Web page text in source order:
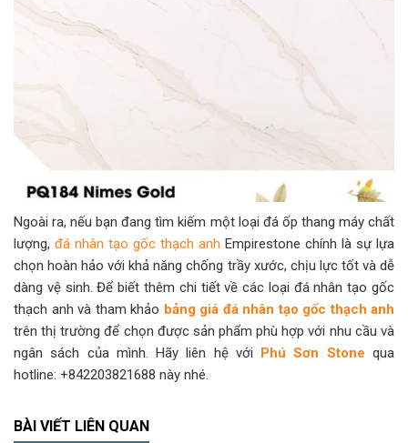
Ngoài ra, nếu bạn đang tìm kiếm một loại đá ốp thang máy chất
lượng, đá nhân tạo gốc thạch anh Empirestone chính là sự lựa
chọn hoàn hảo với khả năng chống trầy xước, chịu lực tốt và dễ
dàng vệ sinh. Để biết thêm chi tiết về các loại đá nhân tạo gốc
thạch anh và tham khảo bảng giá đá nhân tạo gốc thạch anh
trên thị trường để chọn được sản phẩm phù hợp với nhu cầu và
ngân sách của mình. Hãy liên hệ với Phú Sơn Stone qua
hotline: +842203821688 này nhé.
BÀI VIẾT LIÊN QUAN